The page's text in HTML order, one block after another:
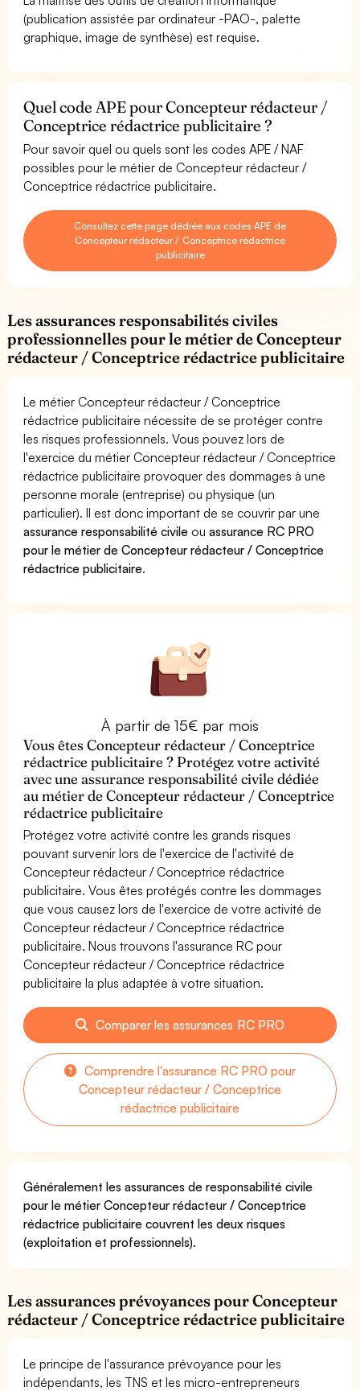
(publication assistée par ordinateur -PAO-, palette
graphique, image de synthèse) est requise.
Quel code APE pour Concepteur rédacteur /
Conceptrice rédactrice publicitaire ?
Pour savoir quel ou quels sont les codes APE / NAF
possibles pour le métier de Concepteur rédacteur /
Conceptrice rédactrice publicitaire.
Consultez cette page dédiée aux codes APE de
Concepteur rédacteur / Conceptrice rédactrice
publicitaire
Les assurances responsabilités civiles
professionnelles pour le métier de Concepteur
rédacteur / Conceptrice rédactrice publicitaire
Le métier Concepteur rédacteur / Conceptrice
rédactrice publicitaire nécessite de se protéger contre
les risques professionnels. Vous pouvez lors de
l'exercice du métier Concepteur rédacteur / Conceptrice
rédactrice publicitaire provoquer des dommages à une
personne morale (entreprise) ou physique (un
particulier). Il est donc important de se couvrir par une
assurance responsabilité civile ouassurance RC PRO
pour le métier de Concepteur rédacteur / Conceptrice
rédactrice publicitaire.
À partir de 15€ par mois
Vous êtes Concepteur rédacteur / Conceptrice
rédactrice publicitaire ? Protégez votre activité
avec une assurance responsabilité civile dédiée
au métier de Concepteur rédacteur / Conceptrice
rédactrice publicitaire
Protégez votre activité contre les grands risques
pouvant survenir lors de l'exercice de l'activité de
Concepteur rédacteur / Conceptrice rédactrice
publicitaire. Vous êtes protégés contre les dommages
que vous causez lors de l'exercice de votre activité de
Concepteur rédacteur / Conceptrice rédactrice
publicitaire. Nous trouvons l'assurance RC pour
Concepteur rédacteur / Conceptrice rédactrice
publicitaire la plus adaptée à votre situation.
Comparer les assurances RC PRO
Comprendre l'assurance RC PRO pour
Concepteur rédacteur / Conceptrice
rédactrice publicitaire
Généralement les assurances de responsabilité civile
pour le métier Concepteur rédacteur / Conceptrice
rédactrice publicitaire couvrent les deux risques
(exploitation et professionnels).
Les assurances prévoyances pour Concepteur
rédacteur / Conceptrice rédactrice publicitaire
Le principe de l'assurance prévoyance pour les
indépendants, les TNS et les micro-entrepreneurs